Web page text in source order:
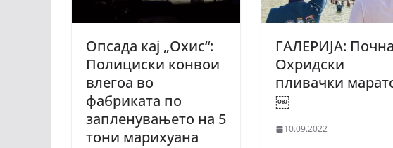
Опсада кај „Охис“:
Полициски конвои
влегоа во
фабриката по
запленувањето на 5
тони марихуана
ГАЛЕРИЈА: Почна
Охридски
пливачки
￼
10.09.2022